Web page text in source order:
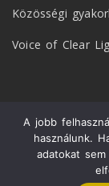
Közösségi
Voice of Clear
© 2026
A jobb
használunk.
adatokat sem